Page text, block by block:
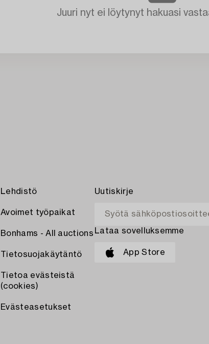
Juuri nyt ei löytynyt hakuasi
Lehdistö
Avoimet työpaikat
Bonhams - All auctions
Tietosuojakäytäntö
Tietoa evästeistä
(cookies)
Evästeasetukset
Uutiskirje
Lataa sovelluksemme
App Store